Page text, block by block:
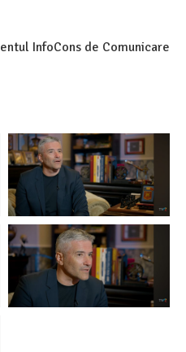
InfoCons de Comunicare